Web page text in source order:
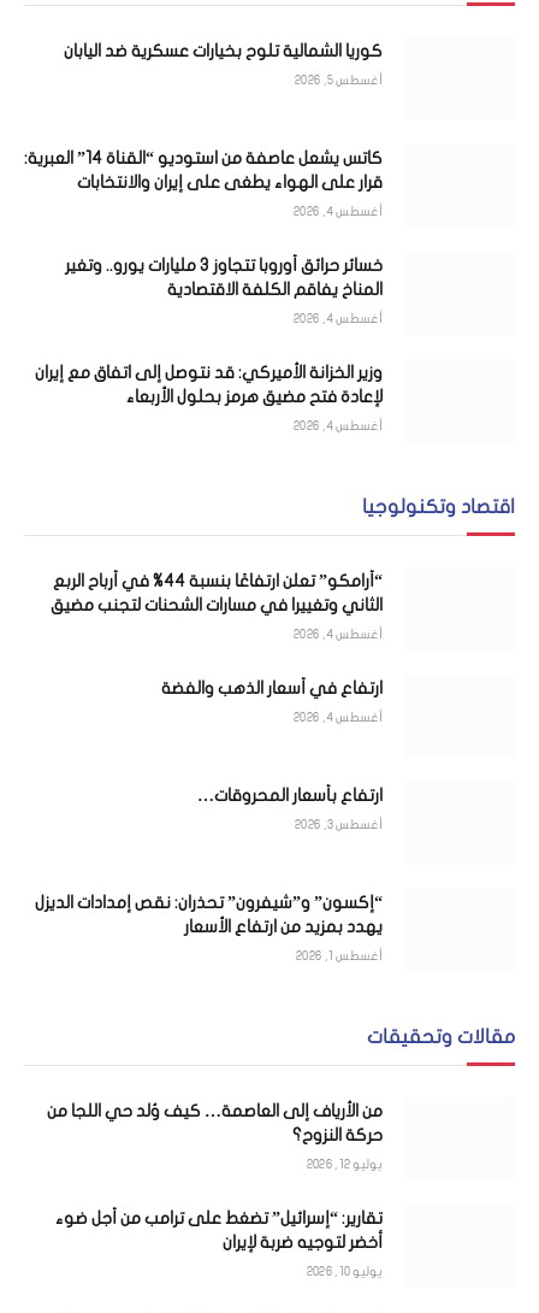
كوريا الشمالية تلوح بخيارات عسكرية ضد اليابان
أغسطس 5, 2026
كاتس يشعل عاصفة من استوديو “القناة 14” العبرية:
قرار على الهواء يطغى على إيران والانتخابات
أغسطس 4, 2026
خسائر حرائق أوروبا تتجاوز 3 مليارات يورو.. وتغير
المناخ يفاقم الكلفة الاقتصادية
أغسطس 4, 2026
وزير الخزانة الأميركي: قد نتوصل إلى اتفاق مع إيران
لإعادة فتح مضيق هرمز بحلول الأربعاء
أغسطس 4, 2026
اقتصاد وتكنولوجيا
“أرامكو” تعلن ارتفاعًا بنسبة 44% في أرباح الربع
الثاني وتغييرا في مسارات الشحنات لتجنب مضيق
هرمز
أغسطس 4, 2026
ارتفاع في أسعار الذهب والفضة
أغسطس 4, 2026
ارتفاع بأسعار المحروقات…
أغسطس 3, 2026
“إكسون” و”شيفرون” تحذران: نقص إمدادات الديزل
يهدد بمزيد من ارتفاع الأسعار
أغسطس 1, 2026
مقالات وتحقيقات
من الأرياف إلى العاصمة… كيف وُلد حي اللجا من
حركة النزوح؟
يوليو 12, 2026
تقارير: “إسرائيل” تضغط على ترامب من أجل ضوء
أخضر لتوجيه ضربة لإيران
يوليو 10, 2026